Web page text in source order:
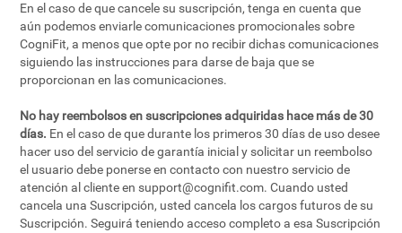
En el caso de que cancele su suscripción, tenga en cuenta que
aún podemos enviarle comunicaciones promocionales sobre
CogniFit, a menos que opte por no recibir dichas comunicaciones
siguiendo las instrucciones para darse de baja que se
proporcionan en las comunicaciones.
No hay reembolsos en suscripciones adquiridas hace más de 30
días. En el caso de que durante los primeros 30 días de uso desee
hacer uso del servicio de garantía inicial y solicitar un reembolso
el usuario debe ponerse en contacto con nuestro servicio de
atención al cliente en support@cognifit.com. Cuando usted
cancela una Suscripción, usted cancela los cargos futuros de su
Suscripción. Seguirá teniendo acceso completo a esa Suscripción